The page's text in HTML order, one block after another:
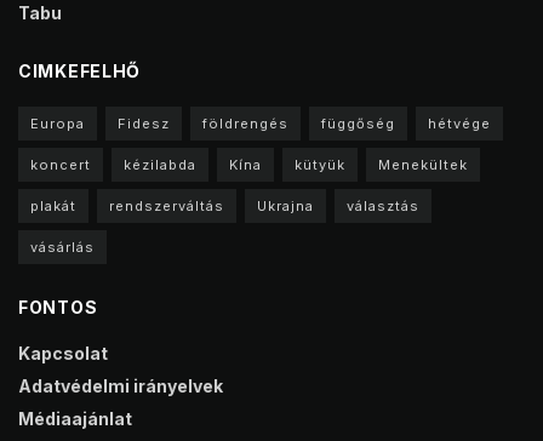
Tabu
CIMKEFELHŐ
Europa Fidesz földrengés függőség hétvége
koncert kézilabda Kína kütyük Menekültek
plakát rendszerváltás Ukrajna választás
vásárlás
FONTOS
Kapcsolat
Adatvédelmi irányelvek
Médiaajánlat